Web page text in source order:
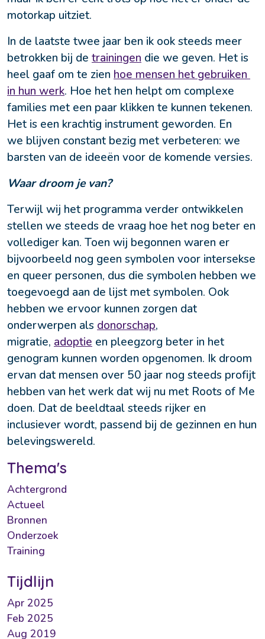
motorkap uitziet.
In de laatste twee jaar ben ik ook steeds meer
betrokken bij de trainingen die we geven. Het is
heel gaaf om te zien hoe mensen het gebruiken
in hun werk. Hoe het hen helpt om complexe
families met een paar klikken te kunnen tekenen.
Het is een krachtig instrument geworden. En
we blijven constant bezig met verbeteren: we
barsten van de ideeën voor de komende versies.
Waar droom je van?
Terwijl wij het programma verder ontwikkelen
stellen we steeds de vraag hoe het nog beter en
vollediger kan. Toen wij begonnen waren er
bijvoorbeeld nog geen symbolen voor intersekse
en queer personen, dus die symbolen hebben we
toegevoegd aan de lijst met symbolen. Ook
hebben we ervoor kunnen zorgen dat
onderwerpen als donorschap,
migratie, adoptie en pleegzorg beter in het
genogram kunnen worden opgenomen. Ik droom
ervan dat mensen over 50 jaar nog steeds profijt
hebben van het werk dat wij nu met Roots of Me
doen. Dat de beeldtaal steeds rijker en
inclusiever wordt, passend bij de gezinnen en hun
belevingswereld.
Thema's
Achtergrond
Actueel
Bronnen
Onderzoek
Training
Tijdlijn
Apr 2025
Feb 2025
Aug 2019